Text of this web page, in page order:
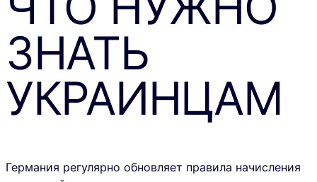
ЗНАТЬ
УКРАИНЦАМ
Германия регулярно обновляет правила начисления